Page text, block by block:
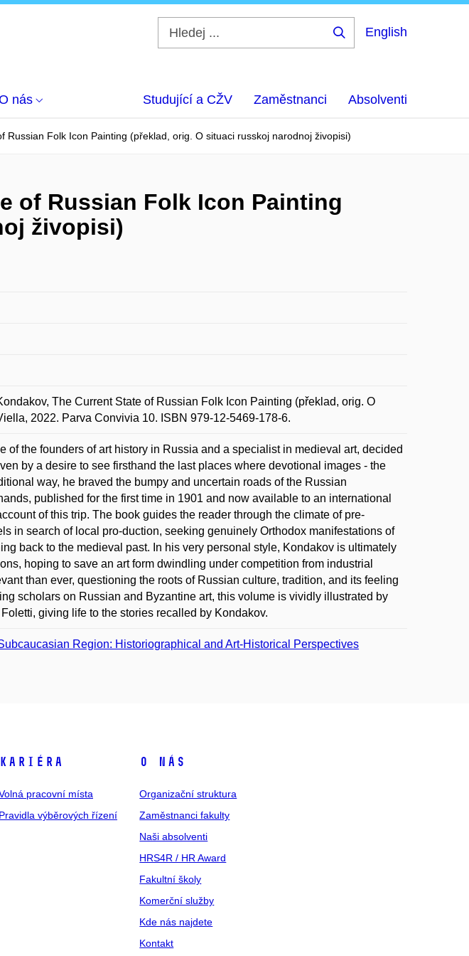
English
nás Studující a CŽV Zaměstnanci Absolventi
Russian Folk Icon Painting (překlad, orig. O situaci russkoj narodnoj živopisi)
of Russian Folk Icon Painting
živopisi)
The Current State of Russian Folk Icon Painting (překlad, orig. O
2022. Parva Convivia 10. ISBN 979-12-5469-178-6.
of the founders of art history in Russia and a specialist in medieval art, decided
by a desire to see firsthand the last places where devotional images - the
way, he braved the bumpy and uncertain roads of the Russian
published for the first time in 1901 and now available to an international
of this trip. The book guides the reader through the climate of pre-
in search of local pro-duction, seeking genuinely Orthodox manifestations of
back to the medieval past. In his very personal style, Kondakov is ultimately
hoping to save an art form dwindling under competition from industrial
than ever, questioning the roots of Russian culture, tradition, and its feeling
scholars on Russian and Byzantine art, this volume is vividly illustrated by
giving life to the stories recalled by Kondakov.
Region: Historiographical and Art-Historical Perspectives
Kariéra
pracovní místa
Pravidla výběrových řízení
O nás
Organizační struktura
Zaměstnanci fakulty
Naši absolventi
HRS4R / HR Award
Fakultní školy
Komerční služby
Kde nás najdete
Kontakt